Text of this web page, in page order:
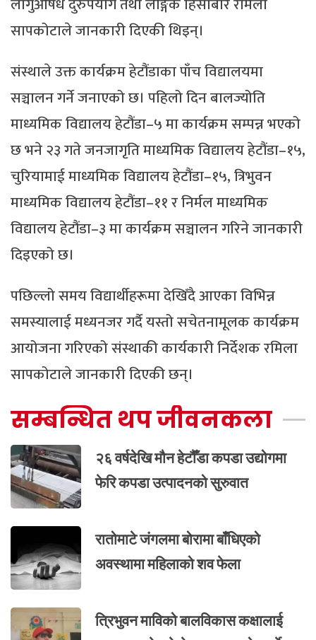
सापकोटाले जानकारी दिएकी थिइन्।
संस्थाले उक्त कार्यक्रम हेटौंडाका पाँच विद्यालयमा
सञ्चालन गर्ने जनाएको छ। पहिलो दिन बालज्योति
माध्यमिक विद्यालय हेटौंडा–५ मा कार्यक्रम सम्पन्न भएको
छ भने २३ गते जनजागृति माध्यमिक विद्यालय हेटौंडा–१५,
चुरियामाई माध्यमिक विद्यालय हेटौंडा–१५, त्रिभुवन
माध्यमिक विद्यालय हेटौंडा–११ र निर्मल माध्यमिक
विद्यालय हेटौंडा–३ मा कार्यक्रम सञ्चालन गरिने जानकारी
दिइएको छ।
पछिल्लो समय विद्यार्थीहरूमा देखिँदै आएका विभिन्न
समस्यालाई मध्यनजर गर्दै यस्तो सचेतनामूलक कार्यक्रम
आयोजना गरिएको संस्थाकी कार्यकारी निर्देशक रमिला
सापकोटाले जानकारी दिएकी छन्।
सम्बन्धित थप जीवनकला
२६ वर्षदेखि मौन हेटौँडा कपडा उद्योगमा
फेरि कपडा उत्पादनको सुरुवात
रातोमाटे जंगलमा बोरामा बाँधिएको
अवस्थामा महिलाको शव फेला
त्रिभुवन माविको बालविकास कक्षालाई